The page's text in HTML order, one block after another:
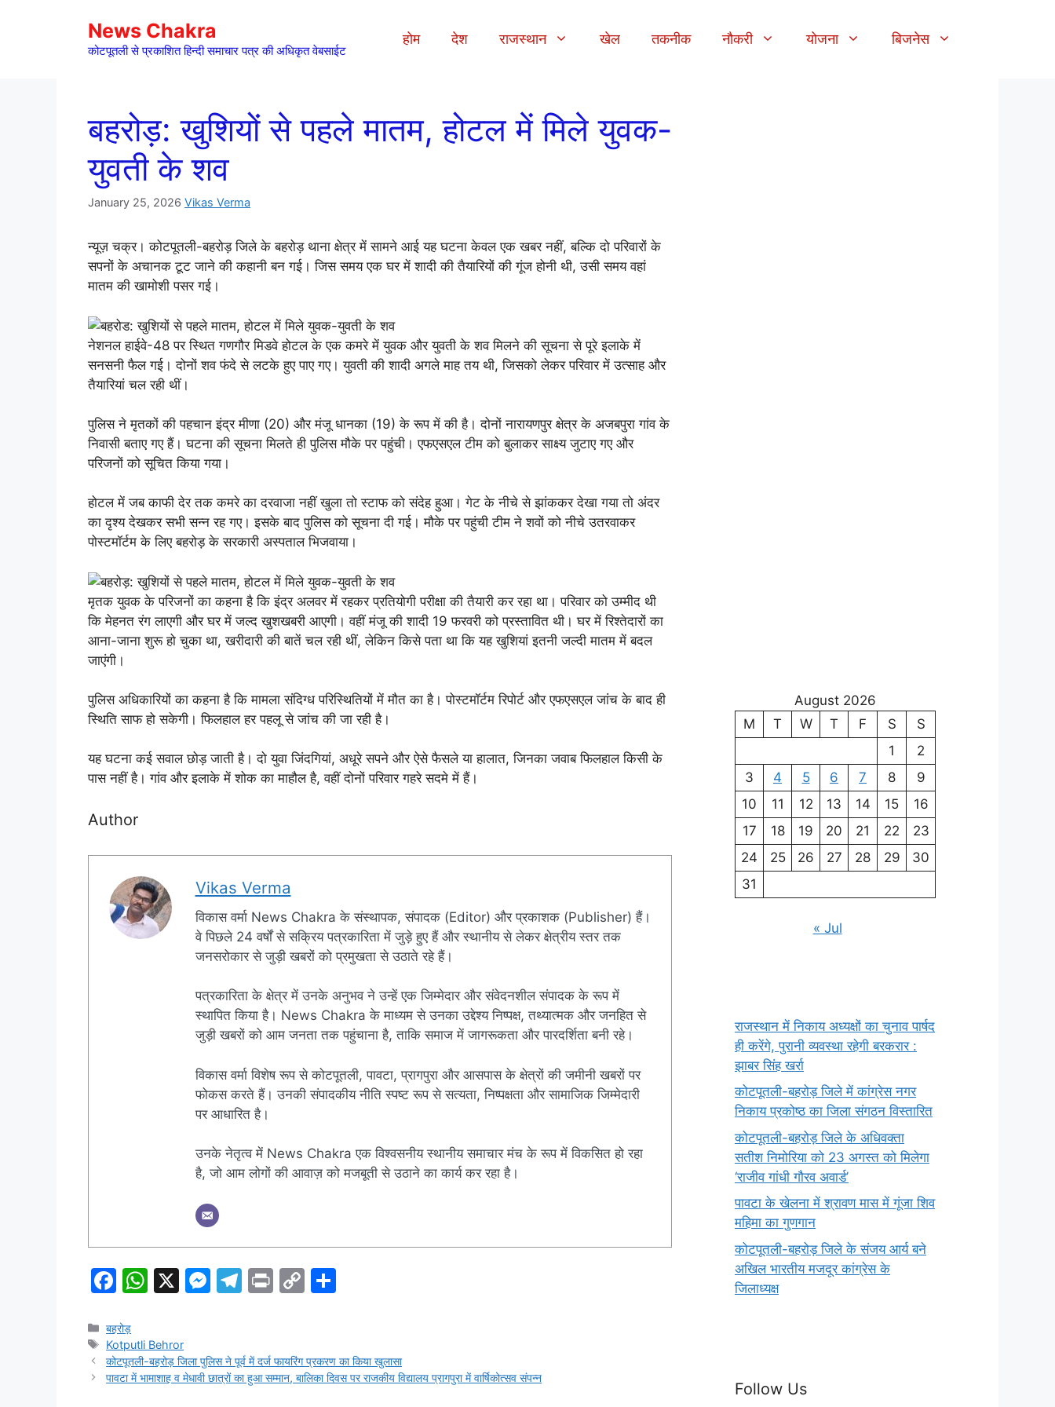
News Chakra
कोटपूतली से प्रकाशित हिन्दी समाचार पत्र की अधिकृत वेबसाईट
होम देश राजस्थान खेल तकनीक नौकरी योजना बिजनेस
बहरोड़: खुशियों से पहले मातम, होटल में मिले युवक-
युवती के शव
January 25, 2026 Vikas Verma
न्यूज़ चक्र। कोटपूतली-बहरोड़ जिले के बहरोड़ थाना क्षेत्र में सामने आई यह घटना केवल एक खबर नहीं, बल्कि दो परिवारों के
सपनों के अचानक टूट जाने की कहानी बन गई। जिस समय एक घर में शादी की तैयारियों की गूंज होनी थी, उसी समय वहां
मातम की खामोशी पसर गई।
नेशनल हाईवे-48 पर स्थित गणगौर मिडवे होटल के एक कमरे में युवक और युवती के शव मिलने की सूचना से पूरे इलाके में
सनसनी फैल गई। दोनों शव फंदे से लटके हुए पाए गए। युवती की शादी अगले माह तय थी, जिसको लेकर परिवार में उत्साह और
तैयारियां चल रही थीं।
पुलिस ने मृतकों की पहचान इंद्र मीणा (20) और मंजू धानका (19) के रूप में की है। दोनों नारायणपुर क्षेत्र के अजबपुरा गांव के
निवासी बताए गए हैं। घटना की सूचना मिलते ही पुलिस मौके पर पहुंची। एफएसएल टीम को बुलाकर साक्ष्य जुटाए गए और
परिजनों को सूचित किया गया।
होटल में जब काफी देर तक कमरे का दरवाजा नहीं खुला तो स्टाफ को संदेह हुआ। गेट के नीचे से झांककर देखा गया तो अंदर
का दृश्य देखकर सभी सन्न रह गए। इसके बाद पुलिस को सूचना दी गई। मौके पर पहुंची टीम ने शवों को नीचे उतरवाकर
पोस्टमॉर्टम के लिए बहरोड़ के सरकारी अस्पताल भिजवाया।
मृतक युवक के परिजनों का कहना है कि इंद्र अलवर में रहकर प्रतियोगी परीक्षा की तैयारी कर रहा था। परिवार को उम्मीद थी
कि मेहनत रंग लाएगी और घर में जल्द खुशखबरी आएगी। वहीं मंजू की शादी 19 फरवरी को प्रस्तावित थी। घर में रिश्तेदारों का
आना-जाना शुरू हो चुका था, खरीदारी की बातें चल रही थीं, लेकिन किसे पता था कि यह खुशियां इतनी जल्दी मातम में बदल
जाएंगी।
पुलिस अधिकारियों का कहना है कि मामला संदिग्ध परिस्थितियों में मौत का है। पोस्टमॉर्टम रिपोर्ट और एफएसएल जांच के बाद ही
स्थिति साफ हो सकेगी। फिलहाल हर पहलू से जांच की जा रही है।
यह घटना कई सवाल छोड़ जाती है। दो युवा जिंदगियां, अधूरे सपने और ऐसे फैसले या हालात, जिनका जवाब फिलहाल किसी के
पास नहीं है। गांव और इलाके में शोक का माहौल है, वहीं दोनों परिवार गहरे सदमे में हैं।
Author
Vikas Verma
विकास वर्मा News Chakra के संस्थापक, संपादक (Editor) और प्रकाशक (Publisher) हैं।
वे पिछले 24 वर्षों से सक्रिय पत्रकारिता में जुड़े हुए हैं और स्थानीय से लेकर क्षेत्रीय स्तर तक
जनसरोकार से जुड़ी खबरों को प्रमुखता से उठाते रहे हैं।
पत्रकारिता के क्षेत्र में उनके अनुभव ने उन्हें एक जिम्मेदार और संवेदनशील संपादक के रूप में
स्थापित किया है। News Chakra के माध्यम से उनका उद्देश्य निष्पक्ष, तथ्यात्मक और जनहित से
जुड़ी खबरों को आम जनता तक पहुंचाना है, ताकि समाज में जागरूकता और पारदर्शिता बनी रहे।
विकास वर्मा विशेष रूप से कोटपूतली, पावटा, प्रागपुरा और आसपास के क्षेत्रों की जमीनी खबरों पर
फोकस करते हैं। उनकी संपादकीय नीति स्पष्ट रूप से सत्यता, निष्पक्षता और सामाजिक जिम्मेदारी
पर आधारित है।
उनके नेतृत्व में News Chakra एक विश्वसनीय स्थानीय समाचार मंच के रूप में विकसित हो रहा
है, जो आम लोगों की आवाज़ को मजबूती से उठाने का कार्य कर रहा है।
F
c
e
b
W
s
A
X
M
s
e
T
gr
a
Pr C
y
Li
e
Categories
बहरोड़
Tags
Kotputli Behror
कोटपूतली-बहरोड़ जिला पुलिस ने पूर्व में दर्ज फायरिंग प्रकरण का किया खुलासा
पावटा में भामाशाह व मेधावी छात्रों का हुआ सम्मान, बालिका दिवस पर राजकीय विद्यालय प्रागपुरा में वार्षिकोत्सव संपन्न
August 2026
M
T W T F S
S
1
2
3
4 5 6 7 8
9
10
11 12 13 14 15
16
17
18 19 20 21 22
23
24
25 26 27 28 29
30
31
« Jul
राजस्थान में निकाय अध्यक्षों का चुनाव पार्षद
ही करेंगे, पुरानी व्यवस्था रहेगी बरकरार :
झाबर सिंह खर्रा
कोटपूतली-बहरोड़ जिले में कांग्रेस नगर
निकाय प्रकोष्ठ का जिला संगठन विस्तारित
कोटपूतली-बहरोड़ जिले के अधिवक्ता
सतीश निमोरिया को 23 अगस्त को मिलेगा
‘राजीव गांधी गौरव अवार्ड’
पावटा के खेलना में श्रावण मास में गूंजा शिव
महिमा का गुणगान
कोटपूतली-बहरोड़ जिले के संजय आर्य बने
अखिल भारतीय मजदूर कांग्रेस के
जिलाध्यक्ष
Follow Us